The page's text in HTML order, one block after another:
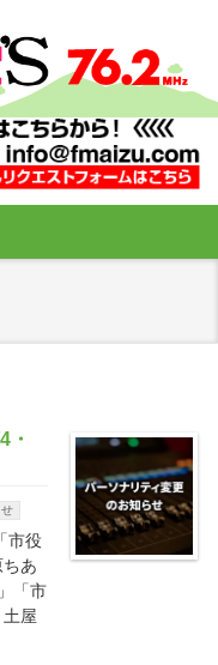
・
市役
あ
「市
屋